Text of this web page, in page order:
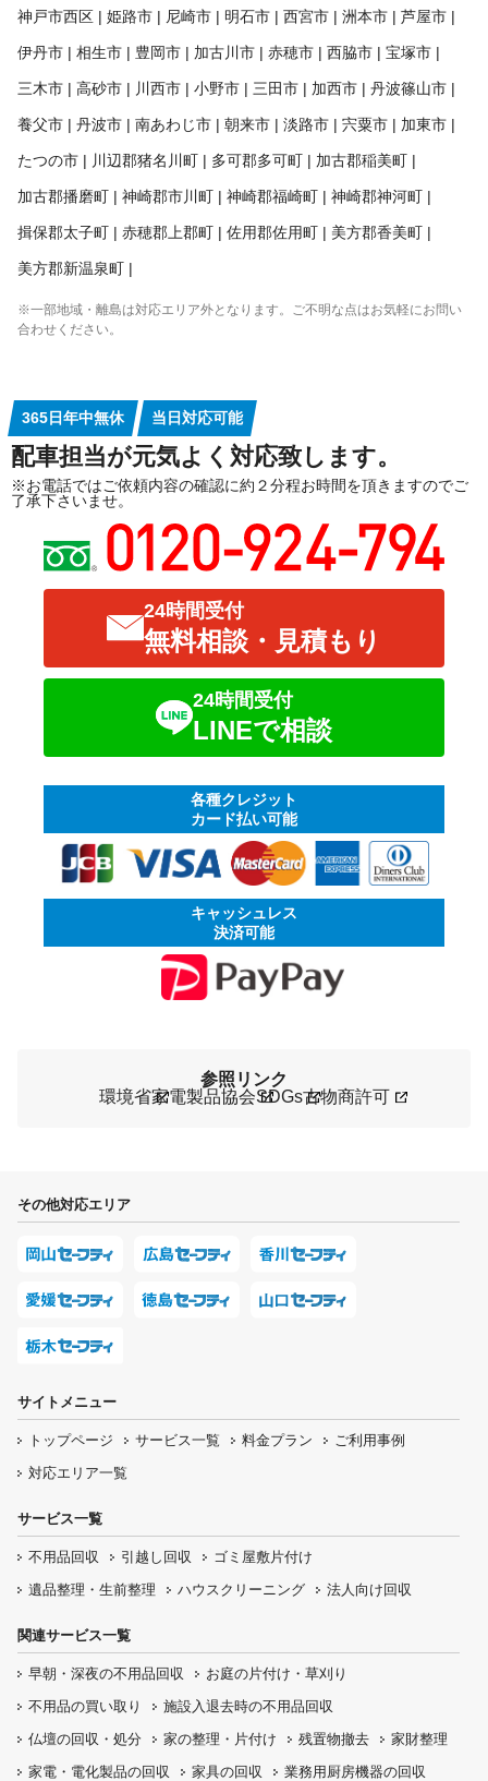
神戸市西区 姫路市 尼崎市 明石市 西宮市 洲本市 芦屋市
伊丹市 相生市 豊岡市 加古川市 赤穂市 西脇市 宝塚市
三木市 高砂市 川西市 小野市 三田市 加西市 丹波篠山市
養父市 丹波市 南あわじ市 朝来市 淡路市 宍粟市 加東市
たつの市 川辺郡猪名川町 多可郡多可町 加古郡稲美町
加古郡播磨町 神崎郡市川町 神崎郡福崎町 神崎郡神河町
揖保郡太子町 赤穂郡上郡町 佐用郡佐用町 美方郡香美町
美方郡新温泉町
※一部地域・離島は対応エリア外となります。ご不明な点はお気軽にお問い
合わせください。
365日年中無休 当日対応可能
配車担当が元気よく対応致します。
※お電話ではご依頼内容の確認に約２分程お時間を頂きますのでご
了承下さいませ。
24時間受付
無料相談・見積もり
24時間受付
LINEで相談
各種クレジット
カード払い可能
キャッシュレス
決済可能
参照リンク
環境省家電製品協会SDGs古物商許可
その他対応エリア
サイトメニュー
トップページ サービス一覧 料金プラン
ご利用事例
対応エリア一覧
サービス一覧
不用品回収 引越し回収
ゴミ屋敷片付け
遺品整理・生前整理
ハウスクリーニング 法人向け回収
関連サービス一覧
早朝・深夜の不用品回収 お庭の片付け・ 草刈り
不用品の買い取り 施設入退去時の不用品回収
仏壇の回収・処分 家の整理・片付け 残置物撤去
家財整理
家電・電化製品の回収
家具の回収 業務用厨房機器の回収